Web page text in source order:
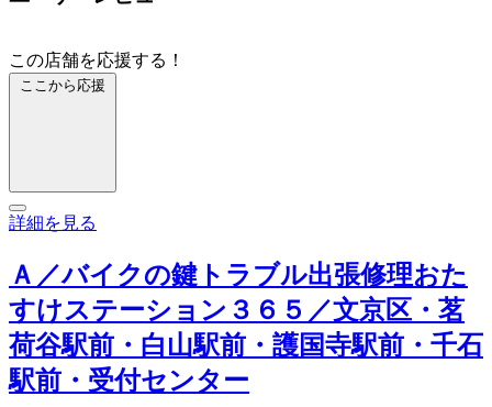
この店舗を応援する！
ここから応援
詳細を見る
Ａ／バイクの鍵トラブル出張修理おた
すけステーション３６５／文京区・茗
荷谷駅前・白山駅前・護国寺駅前・千石
駅前・受付センター